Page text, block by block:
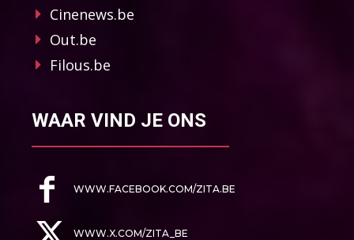
Cinenews.be
Out.be
Filous.be
WAAR VIND JE ONS
WWW.FACEBOOK.COM/ZITA.BE
WWW.X.COM/ZITA_BE